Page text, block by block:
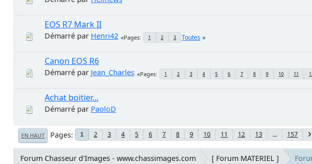
EOS R7 Mark II
Démarré par Henri42 Pages 1 2 3 Toutes
Canon EOS R6
Démarré par Jean_Charles Pages 1 2 3 4 5 6 7 8 9 10 11
Achat boitier...
Démarré par PaoloD
EN HAUT Pages 1 2 3 4 5 6 7 8 9 10 11 12 13 ... 157
Forum Chasseur d'Images - www.chassimages.com [ Forum MATERIEL ]